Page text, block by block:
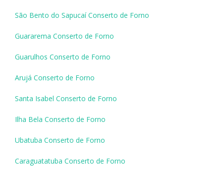
São Bento do Sapucaí Conserto de Forno
Guararema Conserto de Forno
Guarulhos Conserto de Forno
Arujá Conserto de Forno
Santa Isabel Conserto de Forno
Ilha Bela Conserto de Forno
Ubatuba Conserto de Forno
Caraguatatuba Conserto de Forno